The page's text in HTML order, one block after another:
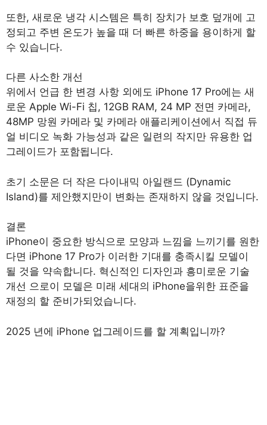
또한, 새로운 냉각 시스템은 특히 장치가 보호 덮개에 고
정되고 주변 온도가 높을 때 더 빠른 하중을 용이하게 할
수 있습니다.
다른 사소한 개선
위에서 언급 한 변경 사항 외에도 iPhone 17 Pro에는 새
로운 Apple Wi-Fi 칩, 12GB RAM, 24 MP 전면 카메라,
48MP 망원 카메라 및 카메라 애플리케이션에서 직접 듀
얼 비디오 녹화 가능성과 같은 일련의 작지만 유용한 업
그레이드가 포함됩니다.
초기 소문은 더 작은 다이내믹 아일랜드 (Dynamic
Island)를 제안했지만이 변화는 존재하지 않을 것입니다.
결론
iPhone이 중요한 방식으로 모양과 느낌을 느끼기를 원한
다면 iPhone 17 Pro가 이러한 기대를 충족시킬 모델이
될 것을 약속합니다. 혁신적인 디자인과 흥미로운 기술
개선 으로이 모델은 미래 세대의 iPhone을위한 표준을
재정의 할 준비가되었습니다.
2025 년에 iPhone 업그레이드를 할 계획입니까?